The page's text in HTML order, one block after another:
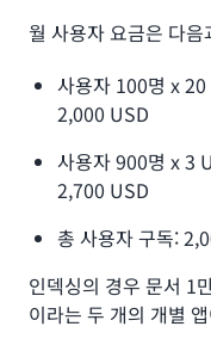
월 사용자 요금은 다음
사용자 100명 x
2,000 USD
사용자 900명 x 3
2,700 USD
총 사용자 구독:
인덱싱의 경우 문서 1
이라는 두 개의 개별